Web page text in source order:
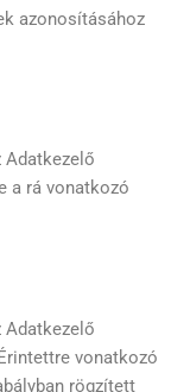
azonosításához
Adatkezelő
a rá vonatkozó
Adatkezelő
vonatkozó
rögzített